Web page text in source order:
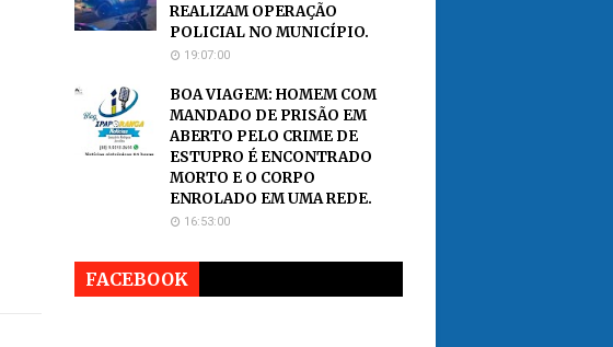
REALIZAM OPERAÇÃO
POLICIAL NO MUNICÍPIO.
19:07:00
BOA VIAGEM: HOMEM COM
MANDADO DE PRISÃO EM
ABERTO PELO CRIME DE
ESTUPRO É ENCONTRADO
MORTO E O CORPO
ENROLADO EM UMA REDE.
16:53:00
FACEBOOK